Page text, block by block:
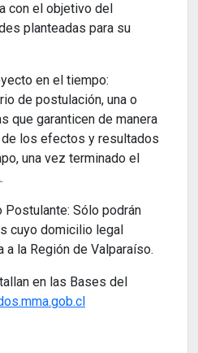
con el objetivo del
planteadas para su
en el tiempo:
de postulación, una o
que garanticen de manera
los efectos y resultados
una vez terminado el
Postulante: Sólo podrán
cuyo domicilio legal
la Región de Valparaíso.
en las Bases del